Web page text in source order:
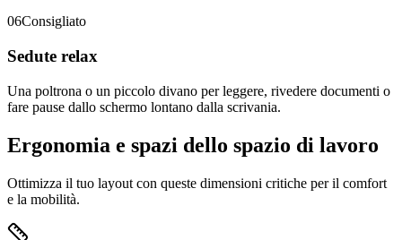
06Consigliato
Sedute relax
Una poltrona o un piccolo divano per leggere, rivedere documenti o
fare pause dallo schermo lontano dalla scrivania.
Ergonomia e spazi dello spazio di lavoro
Ottimizza il tuo layout con queste dimensioni critiche per il comfort
e la mobilità.